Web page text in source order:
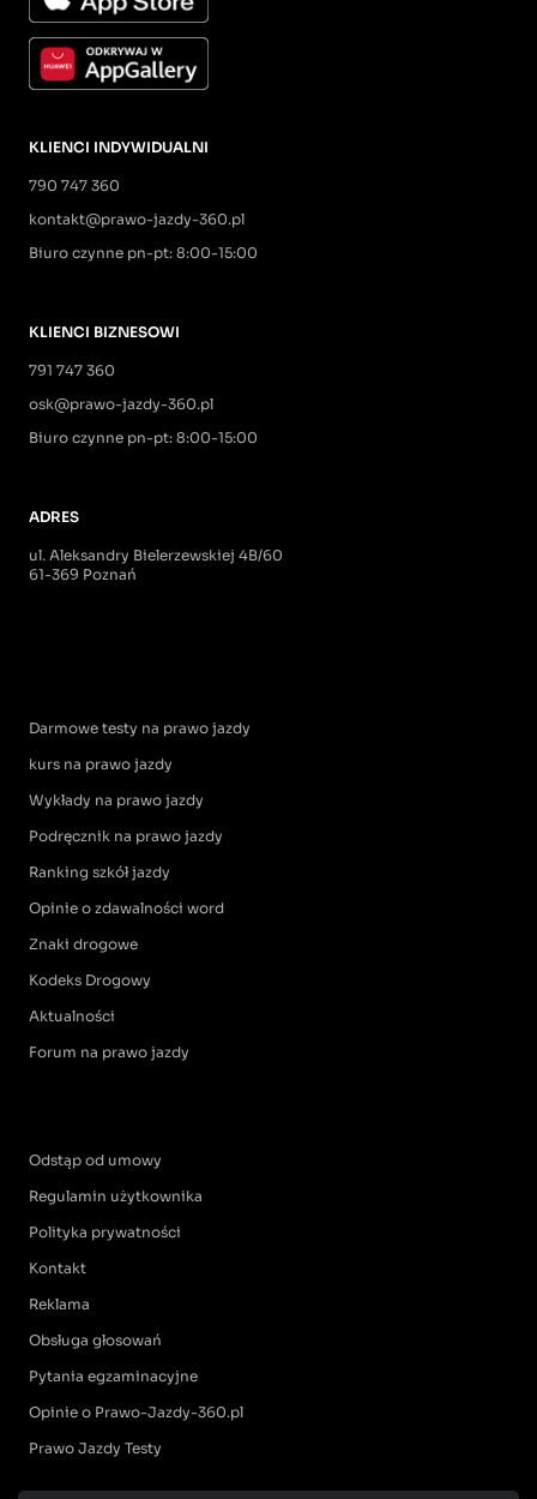
KLIENCI INDYWIDUALNI
790 747 360
kontakt@prawo-jazdy-360.pl
Biuro czynne pn-pt: 8:00-15:00
KLIENCI BIZNESOWI
791 747 360
osk@prawo-jazdy-360.pl
Biuro czynne pn-pt: 8:00-15:00
ADRES
ul. Aleksandry Bielerzewskiej 4B/60
61-369 Poznań
Darmowe testy na prawo jazdy
kurs na prawo jazdy
Wykłady na prawo jazdy
Podręcznik na prawo jazdy
Ranking szkół jazdy
Opinie o zdawalności word
Znaki drogowe
Kodeks Drogowy
Aktualności
Forum na prawo jazdy
Odstąp od umowy
Regulamin użytkownika
Polityka prywatności
Kontakt
Reklama
Obsługa głosowań
Pytania egzaminacyjne
Opinie o Prawo-Jazdy-360.pl
Prawo Jazdy Testy